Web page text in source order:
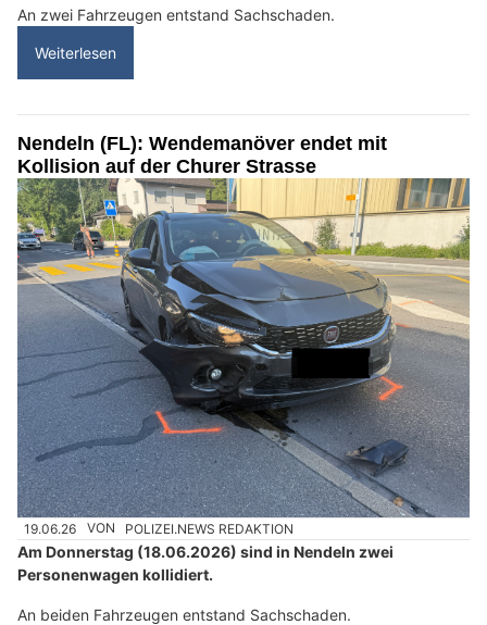
An zwei Fahrzeugen entstand Sachschaden.
Weiterlesen
Nendeln (FL): Wendemanöver endet mit
Kollision auf der Churer Strasse
19.06.26 VON POLIZEI.NEWS REDAKTION
Am Donnerstag (18.06.2026) sind in Nendeln zwei
Personenwagen kollidiert.
An beiden Fahrzeugen entstand Sachschaden.